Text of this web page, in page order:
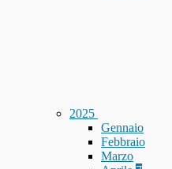
2025
Gennaio
Febbraio
Marzo